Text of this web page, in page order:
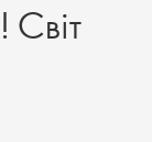
Світ